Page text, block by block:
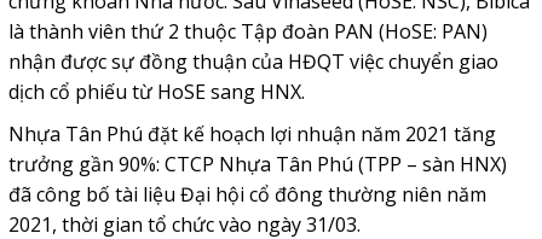
là thành viên thứ 2 thuộc Tập đoàn PAN (HoSE: PAN)
nhận được sự đồng thuận của HĐQT việc chuyển giao
dịch cổ phiếu từ HoSE sang HNX.
Nhựa Tân Phú đặt kế hoạch lợi nhuận năm 2021 tăng
trưởng gần 90%: CTCP Nhựa Tân Phú (TPP – sàn HNX)
đã công bố tài liệu Đại hội cổ đông thường niên năm
2021, thời gian tổ chức vào ngày 31/03.